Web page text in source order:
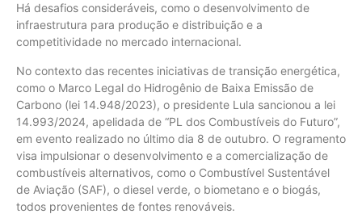
Há desafios consideráveis, como o desenvolvimento de
infraestrutura para produção e distribuição e a
competitividade no mercado internacional.
No contexto das recentes iniciativas de transição energética,
como o Marco Legal do Hidrogênio de Baixa Emissão de
Carbono (lei 14.948/2023), o presidente Lula sancionou a lei
14.993/2024, apelidada de “PL dos Combustíveis do Futuro”,
em evento realizado no último dia 8 de outubro. O regramento
visa impulsionar o desenvolvimento e a comercialização de
combustíveis alternativos, como o Combustível Sustentável
de Aviação (SAF), o diesel verde, o biometano e o biogás,
todos provenientes de fontes renováveis.